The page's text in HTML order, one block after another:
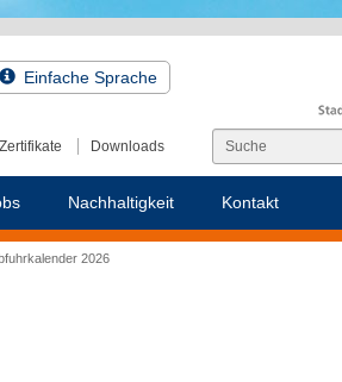
Einfache Sprache
Zertifikate Downloads
Nachhaltigkeit Kontakt
2026